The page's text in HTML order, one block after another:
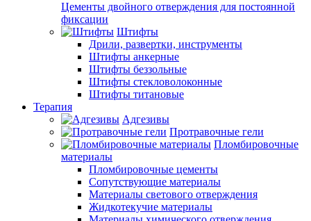
Цементы двойного отверждения для постоянной
фиксации
Штифты
Дрили, развертки, инструменты
Штифты анкерные
Штифты беззольные
Штифты стекловолоконные
Штифты титановые
Терапия
Адгезивы
Протравочные гели
Пломбировочные
материалы
Пломбировочные цементы
Сопутствующие материалы
Материалы светового отверждения
Жидкотекучие материалы